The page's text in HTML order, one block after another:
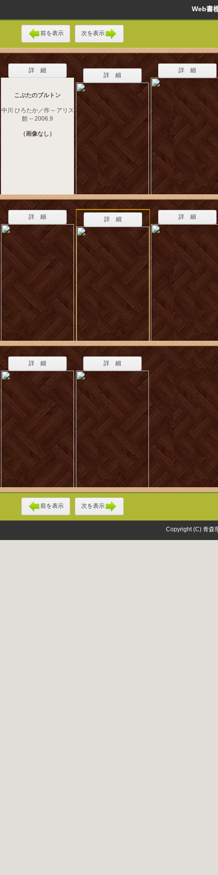
Web
前を表示 次を表示
詳 細
こぶたのブルトン
中川 ひろたか／作 -- アリス
館 -- 2006.9
（画像なし）
詳 細
詳 細
詳 細 詳 細 詳 細
詳 細 詳 細
前を表示 次を表示
Copyright (C) 青森